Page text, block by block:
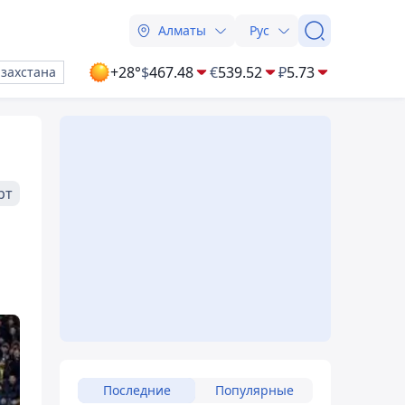
Алматы Рус
+28°$467.48 €539.52 ₽5.73
Последние Популярные